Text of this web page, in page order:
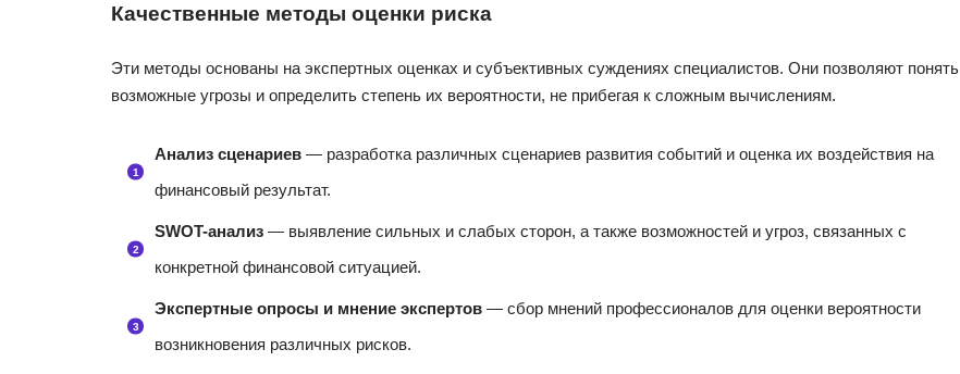
Качественные методы оценки риска
Эти методы основаны на экспертных оценках и субъективных суждениях специалистов. Они позволяют понять
возможные угрозы и определить степень их вероятности, не прибегая к сложным вычислениям.
Анализ сценариев — разработка различных сценариев развития событий и оценка их воздействия на
финансовый результат.
SWOT-анализ — выявление сильных и слабых сторон, а также возможностей и угроз, связанных с
конкретной финансовой ситуацией.
Экспертные опросы и мнение экспертов — сбор мнений профессионалов для оценки вероятности
возникновения различных рисков.